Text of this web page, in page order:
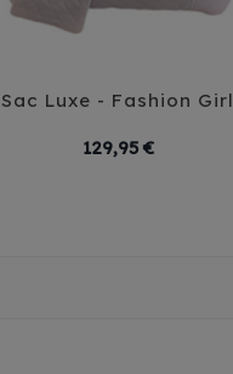
Sac Luxe - Fashion Girl
129,95 €Prix